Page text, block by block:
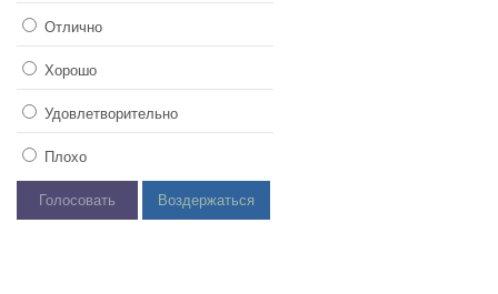
Отлично
Хорошо
Удовлетворительно
Плохо
Голосовать Воздержаться